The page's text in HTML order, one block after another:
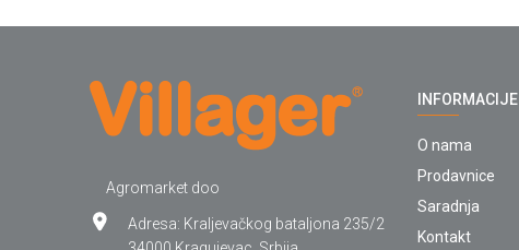
Agromarket doo
Adresa: Kraljevačkog bataljona 235/2
INFORMACIJE
O nama
Prodavnice
Saradnja
Kontakt